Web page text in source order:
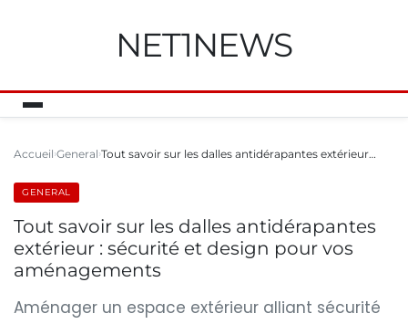
NET1NEWS
Accueil General Tout savoir sur les dalles antidérapantes extérieur…
GENERAL
Tout savoir sur les dalles antidérapantes
extérieur : sécurité et design pour vos
aménagements
Aménager un espace extérieur alliant sécurité